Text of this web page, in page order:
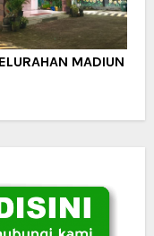
MADIUN